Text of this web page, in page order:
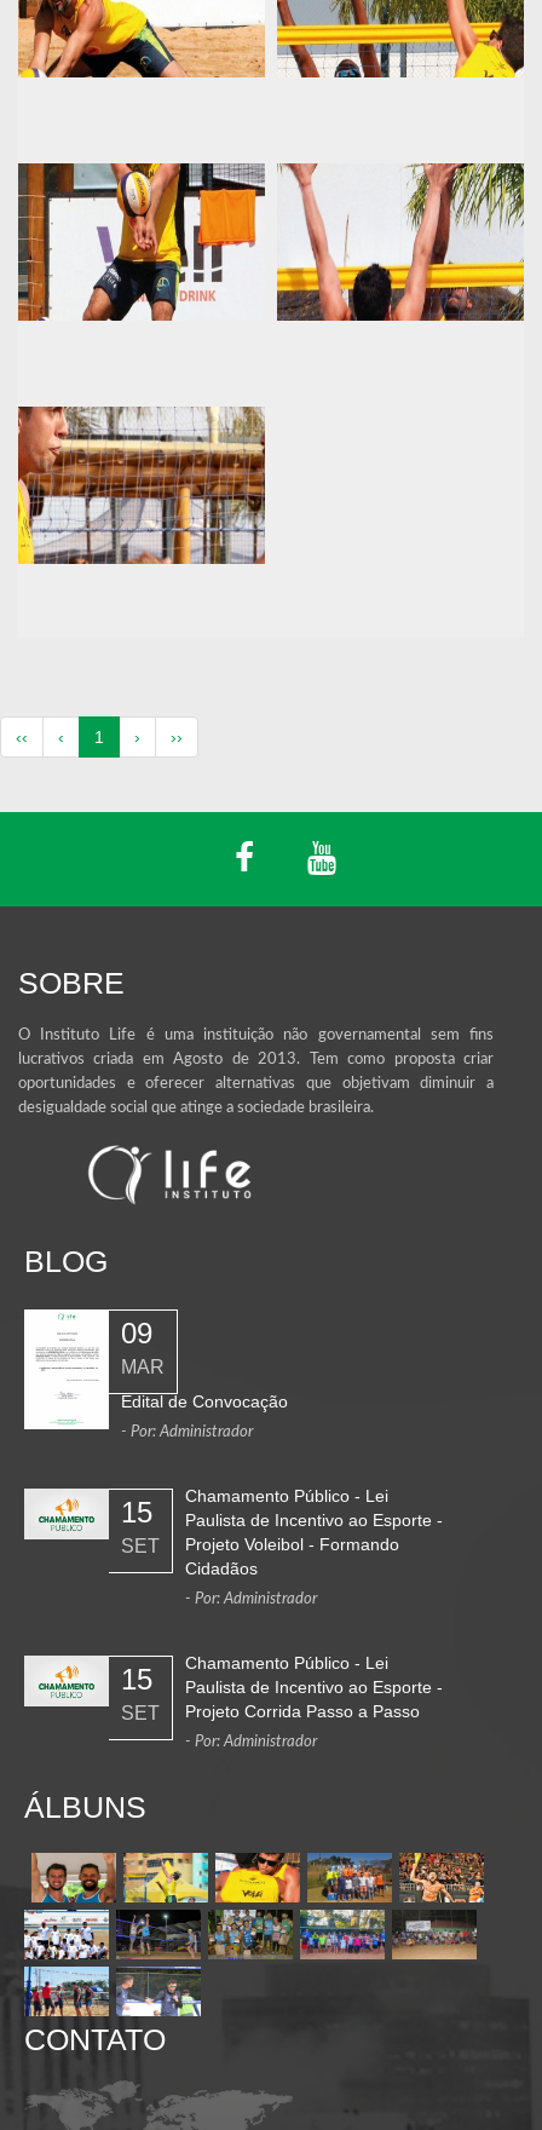
‹‹ ‹ 1 (atual)
› ››
SOBRE
O Instituto Life é uma instituição não governamental sem fins
lucrativos criada em Agosto de 2013. Tem como proposta criar
oportunidades e oferecer alternativas que objetivam diminuir a
desigualdade social que atinge a sociedade brasileira.
BLOG
09
MAR
Edital de Convocação
- Por: Administrador
15
SET
Chamamento Público - Lei
Paulista de Incentivo ao Esporte -
Projeto Voleibol - Formando
Cidadãos
- Por: Administrador
15
SET
Chamamento Público - Lei
Paulista de Incentivo ao Esporte -
Projeto Corrida Passo a Passo
- Por: Administrador
ÁLBUNS
CONTATO